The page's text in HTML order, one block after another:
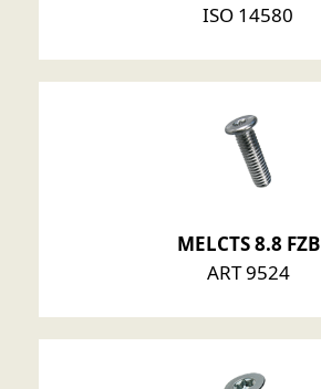
ISO 14580
MELCTS 8.8 FZB
ART 9524